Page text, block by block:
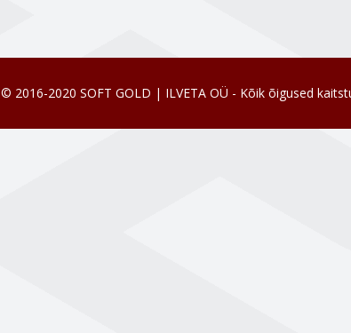
© 2016-2020 SOFT GOLD | ILVETA OÜ - Kõik õigused